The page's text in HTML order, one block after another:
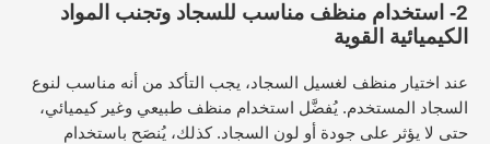
2- استخدام منظف مناسب للسجاد وتجنب المواد
الكيميائية القوية
عند اختيار منظف لغسيل السجاد، يجب التأكد من أنه مناسب لنوع
السجاد المستخدم. يُفضَّل استخدام منظف طبيعي وغير كيميائي،
حتى لا يؤثر على جودة أو لون السجاد. كذلك، يُنصَح باستخدام